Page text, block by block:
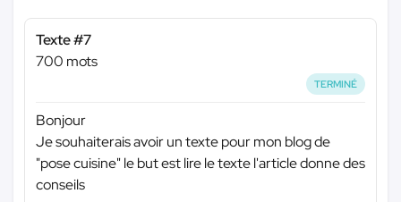
Texte #7
700 mots
TERMINÉ
Bonjour
Je souhaiterais avoir un texte pour mon blog de
"pose cuisine" le but est lire le texte l'article donne des
conseils